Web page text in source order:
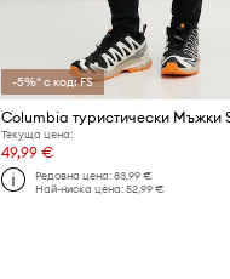
-5%* с код: FS
Текуща цена:
49,99 €
Редовна цена: 83,99 €
Най-ниска цена: 52,99 €